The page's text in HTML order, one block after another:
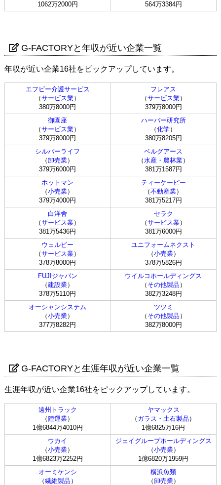
1062万2000円
564万3384円
G-FACTORYと年収が近い企業一覧
年収が近い企業16社をピックアップしています。
エフビー介護サービス
（サービス業）
380万8000円
フレアス
（サービス業）
379万8000円
御園座
（サービス業）
379万8000円
ハーバー研究所
（化学）
380万8205円
シルバーライフ
（卸売業）
379万6000円
ベルグアース
（水産・農林業）
381万1587円
ホットマン
（小売業）
379万4000円
ティーケーピー
（不動産業）
381万5217円
白洋舍
（サービス業）
381万5436円
セラク
（サービス業）
381万6000円
ウェルビー
（サービス業）
378万8000円
ユニフォームネクスト
（小売業）
378万5826円
FUJIジャパン
（建設業）
378万5110円
ウイルコホールディングス
（ その他製品 ）
382万3248円
オーシャンシステム
（小売業）
377万8282円
ツツミ
（ その他製品 ）
382万8000円
G-FACTORYと生涯年収が近い企業一覧
生涯年収が近い企業16社をピックアップしています。
遠州トラック
（ 陸運業）
1億6844万4010円
ヤマックス
（ ガラス・土石製品 ）
1億6825万16円
ウカイ
（小売業）
1億6823万2252円
ジェイグループホールディングス
（小売業）
1億6820万1959円
オーミケンシ
（繊維製品 ）
横浜魚類
（卸売業）